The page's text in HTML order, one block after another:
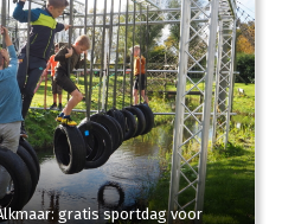
gratis sportdag voor